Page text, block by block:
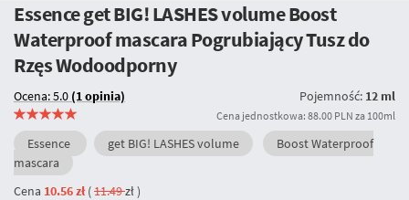
Essence get BIG! LASHES volume Boost
Waterproof mascara Pogrubiający Tusz do
Rzęs Wodoodporny
Ocena: 5.0 (1 opinia) Pojemność: 12 ml
Cena jednostkowa: 88.00 PLN za 100ml
Essence get BIG! LASHES volume
Boost Waterproof
mascara
Cena 10.56 zł(11.49zł)